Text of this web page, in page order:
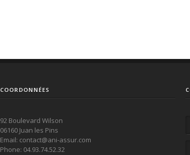
COORDONNÉES
92 Boulevard Wilson
06160 Juan les Pins
Email: contact@ani-assur.com
Phone: 04.93.74.52.32